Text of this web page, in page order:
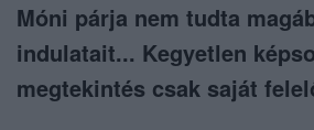
Móni párja nem tudta
indulatait... Kegyetlen
megtekintés csak saját